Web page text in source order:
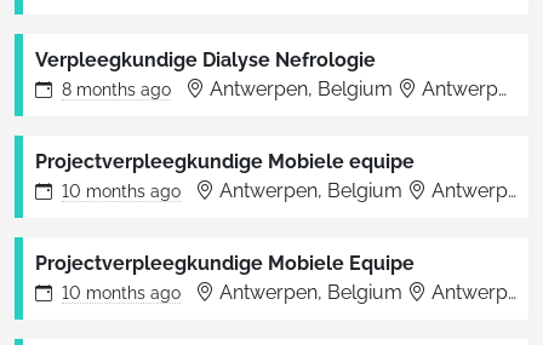
Verpleegkundige Dialyse Nefrologie
8 months ago Antwerpen, Belgium Antwerpen
Projectverpleegkundige Mobiele equipe
10 months ago Antwerpen, Belgium Antwerpen
Projectverpleegkundige Mobiele Equipe
10 months ago Antwerpen, Belgium Antwerpen